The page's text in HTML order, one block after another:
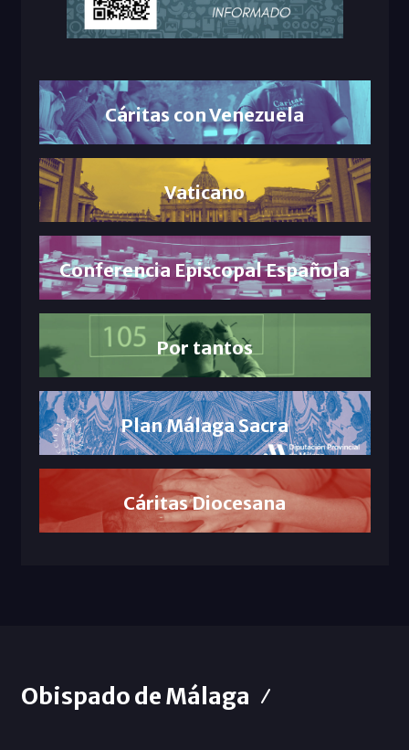
Cáritas con Venezuela
Vaticano
Conferencia Episcopal Española
Por tantos
Plan Málaga Sacra
Cáritas Diocesana
Obispado de Málaga